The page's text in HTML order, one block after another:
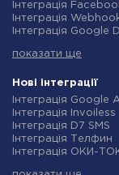
Інтеграція
Інтеграція
Інтеграція Google
Інтеграція Gmail
Інтеграція Rozetka
Інтеграція OpenAI
Інтеграція Binotel
Інтеграція Prom
Інтеграція Приват24
Інтеграція OLX
показати ще
Нові інтеграції
Інтеграція Google
Інтеграція Invoiless
Інтеграція D7 SMS
Інтеграція Телфин
Інтеграція ОКИ-